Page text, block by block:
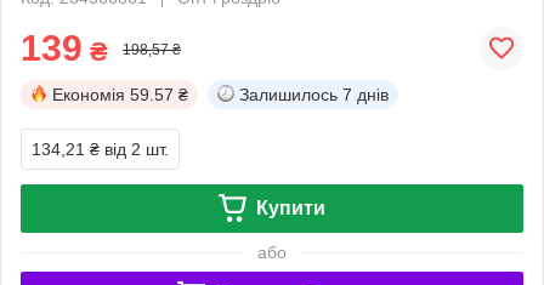
139 ₴ 198,57 ₴
Економія 59.57 ₴ Залишилось 7 днів
134,21 ₴ від 2 шт.
Купити
або